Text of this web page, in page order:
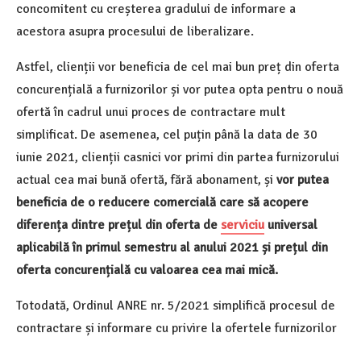
concomitent cu creșterea gradului de informare a
acestora asupra procesului de liberalizare.
Astfel, clienții vor beneficia de cel mai bun preț din oferta
concurențială a furnizorilor și vor putea opta pentru o nouă
ofertă în cadrul unui proces de contractare mult
simplificat. De asemenea, cel puțin până la data de 30
iunie 2021, clienții casnici vor primi din partea furnizorului
actual cea mai bună ofertă, fără abonament, și vor putea
beneficia de o reducere comercială care să acopere
diferența dintre prețul din oferta de serviciu universal
aplicabilă în primul semestru al anului 2021 și prețul din
oferta concurențială cu valoarea cea mai mică.
Totodată, Ordinul ANRE nr. 5/2021 simplifică procesul de
contractare și informare cu privire la ofertele furnizorilor